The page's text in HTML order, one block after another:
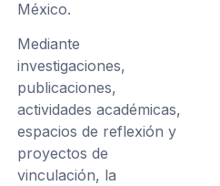
México.
Mediante
investigaciones,
publicaciones,
actividades académicas,
espacios de reflexión y
proyectos de
vinculación, la